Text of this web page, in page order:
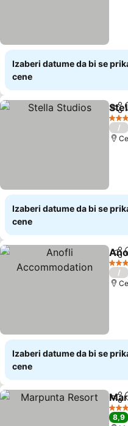
Izaberi datume da bi se
cene
Deli
3
/
Izaberi datume da bi se
cene
Deli
3
/
Izaberi datume da bi se
cene
Deli
4
8,9